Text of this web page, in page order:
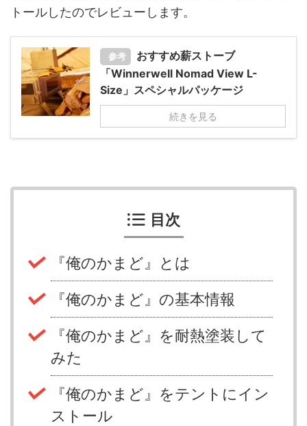
トールしたのでレビューします。
参考
おすすめ薪ストーブ
「Winnerwell Nomad View L-
Size」スペシャルパッケージ
続きを見る
目次
『俺のかまど』とは
『俺のかまど』の基本情報
『俺のかまど』を耐熱塗装して
みた
『俺のかまど』をテントにイン
ストール